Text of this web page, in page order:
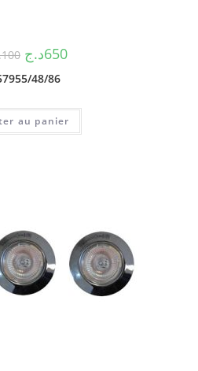
650د.ج
48/86
au panier